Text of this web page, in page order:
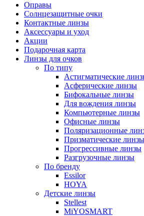
Оправы
Солнцезащитные очки
Контактные линзы
Аксессуары и уход
Акции
Подарочная карта
Линзы для очков
По типу
Астигматические
Асферические линзы
Бифокальные линзы
Для вождения линзы
Компьютерные линзы
Офисные линзы
Поляризационные
Призматические линзы
Прогрессивные линзы
Разгрузочные линзы
По бренду
Essilor
HOYA
Детские линзы
Stellest
MiYOSMART